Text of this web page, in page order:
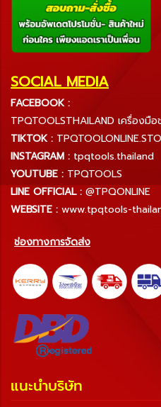
SOCIAL MEDIA
FACEBOOK :
TPQTOOLSTHAILAND เครื่องมื
TIKTOK :
INSTAGRAM : tpqtools.thailand
YOUTUBE : TPQTOOLS
LINE OFFICIAL : @TPQONLINE
WEBSITE : www.tpqtools-
ช่องทางการจัดส่ง
แนะนำบริษัท